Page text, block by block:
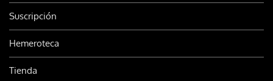
Suscripción
Hemeroteca
Tienda